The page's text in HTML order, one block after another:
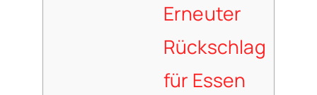
Erneuter
Rückschlag
für Essen